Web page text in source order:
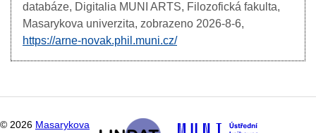
databáze, Digitalia MUNI ARTS, Filozofická fakulta,
Masarykova univerzita, zobrazeno 2026-8-6,
https://arne-novak.phil.muni.cz/
© 2026 Masarykova